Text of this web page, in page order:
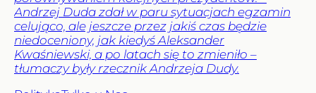
Andrzej Duda zdał w paru sytuacjach egzamin
celująco, ale jeszcze przez jakiś czas będzie
niedoceniony, jak kiedyś Aleksander
Kwaśniewski, a po latach się to zmieniło –
tłumaczy były rzecznik Andrzeja Dudy.